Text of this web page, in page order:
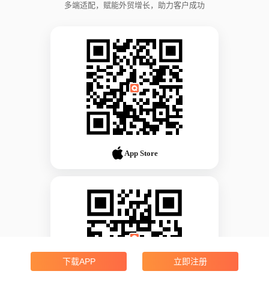
多端适配，赋能外贸增长，助力客户成功
App Store
下载APP 立即注册